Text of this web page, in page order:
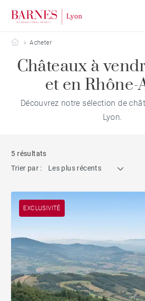
Barnes Lyon
Acheter
Châteaux à
et en Rhône-
Découvrez notre sélection de
Lyon.
5 résultats
Trier par :
Les plus récents
EXCLUSIVITÉ